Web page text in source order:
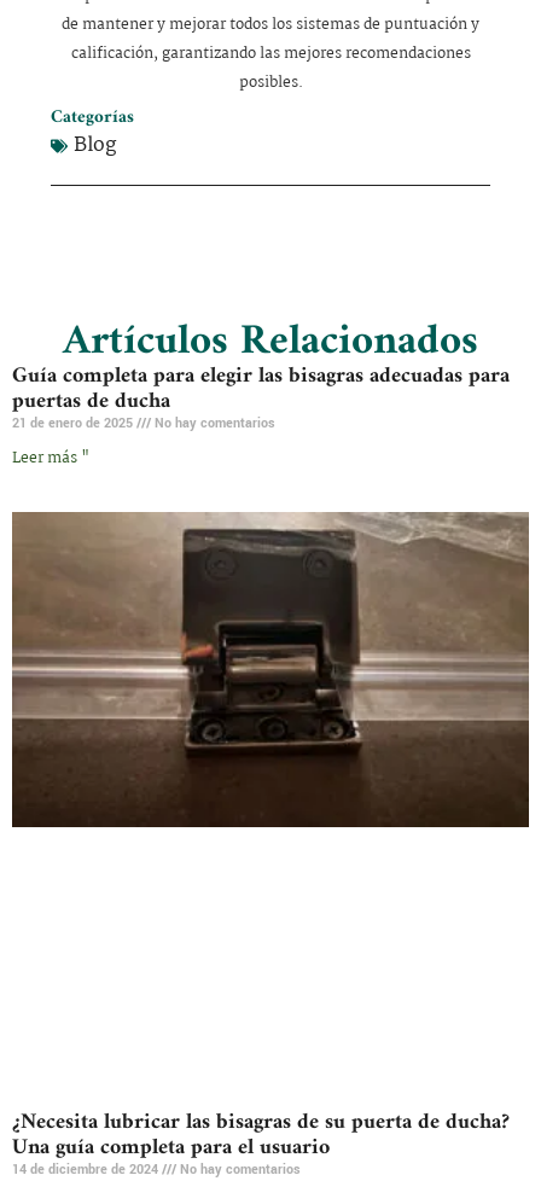
de mantener y mejorar todos los sistemas de puntuación y
calificación, garantizando las mejores recomendaciones
posibles.
Categorías
Blog
Artículos Relacionados
Guía completa para elegir las bisagras adecuadas para
puertas de ducha
21 de enero de 2025 No hay comentarios
Leer más "
¿Necesita lubricar las bisagras de su puerta de ducha?
Una guía completa para el usuario
14 de diciembre de 2024 No hay comentarios